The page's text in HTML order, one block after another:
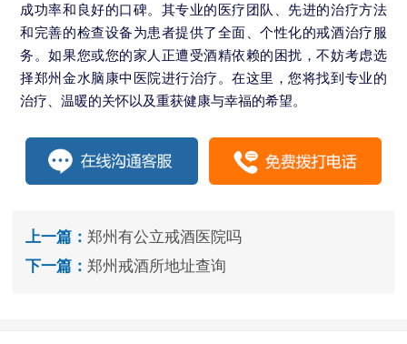
成功率和良好的口碑。其专业的医疗团队、先进的治疗方法
和完善的检查设备为患者提供了全面、个性化的戒酒治疗服
务。如果您或您的家人正遭受酒精依赖的困扰，不妨考虑选
择郑州金水脑康中医院进行治疗。在这里，您将找到专业的
治疗、温暖的关怀以及重获健康与幸福的希望。
上一篇： 郑州有公立戒酒医院吗
下一篇： 郑州戒酒所地址查询